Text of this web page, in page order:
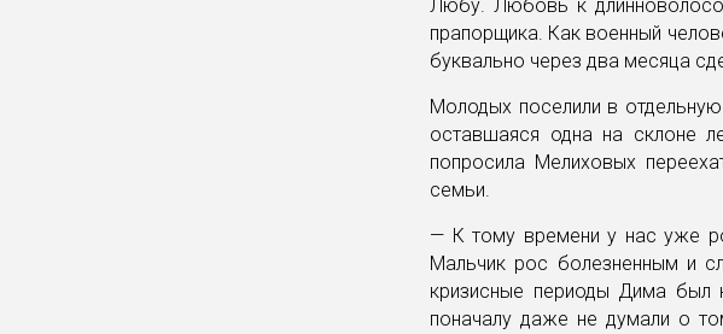
Любу. Любовь к
прапорщика. Как военный
буквально через два месяца
Молодых поселили в отдельную
оставшаяся одна на склоне
попросила Мелиховых
семьи.
— К тому времени у нас уже
Мальчик рос болезненным и
кризисные периоды Дима был
поначалу даже не думали о